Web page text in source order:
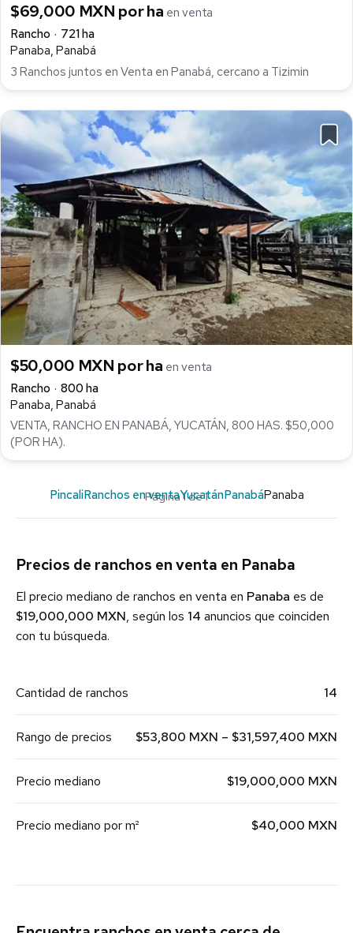
$69,000 MXN por ha en venta
Rancho
721 ha
Panaba, Panabá
3 Ranchos juntos en Venta en Panabá, cercano a Tizimin
$50,000 MXN por ha en venta
Rancho
800 ha
Panaba, Panabá
VENTA, RANCHO EN PANABÁ, YUCATÁN, 800 HAS. $50,000
(POR HA).
Página 1 de 1
PincaliRanchos en ventaYucatánPanabáPanaba
Precios de ranchos en venta en Panaba
El precio mediano de ranchos en venta en Panaba es de
$19,000,000 MXN, según los 14 anuncios que coinciden
con tu búsqueda.
Cantidad de ranchos 14
Rango de precios $53,800 MXN – $31,597,400 MXN
Precio mediano $19,000,000 MXN
Precio mediano por m² $40,000 MXN